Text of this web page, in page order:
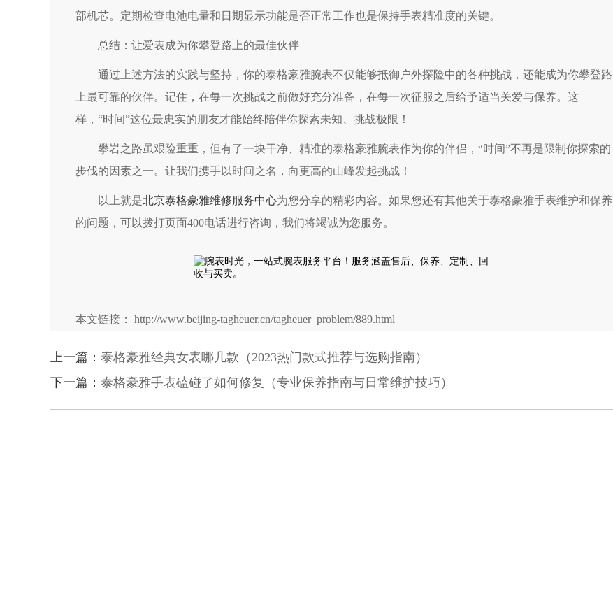
部机芯。定期检查电池电量和日期显示功能是否正常工作也是保持手表精准度的关键。
总结：让爱表成为你攀登路上的最佳伙伴
通过上述方法的实践与坚持，你的泰格豪雅腕表不仅能够抵御户外探险中的各种挑战，还能成为你攀登路
上最可靠的伙伴。记住，在每一次挑战之前做好充分准备，在每一次征服之后给予适当关爱与保养。这
样，“时间”这位最忠实的朋友才能始终陪伴你探索未知、挑战极限！
攀岩之路虽艰险重重，但有了一块干净、精准的泰格豪雅腕表作为你的伴侣，“时间”不再是限制你探索的
步伐的因素之一。让我们携手以时间之名，向更高的山峰发起挑战！
以上就是北京泰格豪雅维修服务中心为您分享的精彩内容。如果您还有其他关于泰格豪雅手表维护和保养
的问题，可以拨打页面400电话进行咨询，我们将竭诚为您服务。
本文链接： http://www.beijing-tagheuer.cn/tagheuer_problem/889.html
上一篇： 泰格豪雅经典女表哪几款（2023热门款式推荐与选购指南）
下一篇： 泰格豪雅手表磕碰了如何修复（专业保养指南与日常维护技巧）